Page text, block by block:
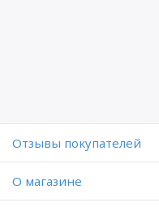
Отзывы покупателей
O магазине